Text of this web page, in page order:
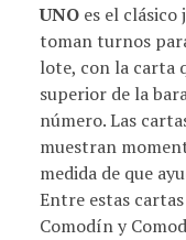
UNO es el clásico
toman turnos
lote, con la carta
superior de la
número. Las
muestran
medida de que
Entre estas
Comodín y